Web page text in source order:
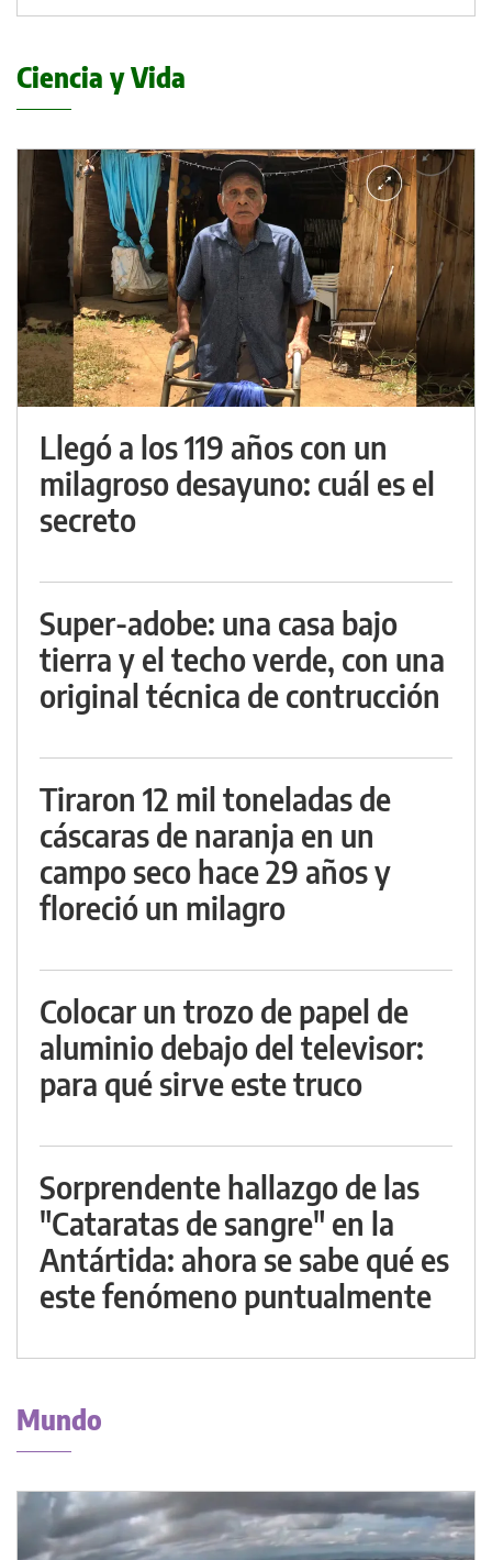
Ciencia y Vida
Llegó a los 119 años con un
milagroso desayuno: cuál es el
secreto
Super-adobe: una casa bajo
tierra y el techo verde, con una
original técnica de contrucción
Tiraron 12 mil toneladas de
cáscaras de naranja en un
campo seco hace 29 años y
floreció un milagro
Colocar un trozo de papel de
aluminio debajo del televisor:
para qué sirve este truco
Sorprendente hallazgo de las
"Cataratas de sangre" en la
Antártida: ahora se sabe qué es
este fenómeno puntualmente
Mundo